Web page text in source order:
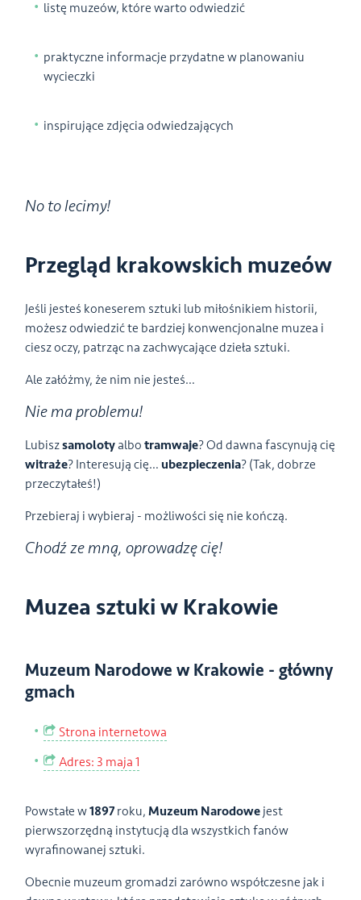
listę muzeów, które warto odwiedzić
praktyczne informacje przydatne w planowaniu
wycieczki
inspirujące zdjęcia odwiedzających
No to lecimy!
Przegląd krakowskich muzeów
Jeśli jesteś koneserem sztuki lub miłośnikiem historii,
możesz odwiedzić te bardziej konwencjonalne muzea i
ciesz oczy, patrząc na zachwycające dzieła sztuki.
Ale załóżmy, że nim nie jesteś…
Nie ma problemu!
Lubiszsamoloty albotramwaje? Od dawna fascynują cię
witraże? Interesują cię…ubezpieczenia? (Tak, dobrze
przeczytałeś!)
Przebieraj i wybieraj - możliwości się nie kończą.
Chodź ze mną, oprowadzę cię!
Muzea sztuki w Krakowie
Muzeum Narodowe w Krakowie - główny
gmach
Strona internetowa
Adres: 3 maja 1
Powstałe w1897 roku,Muzeum Narodowe jest
pierwszorzędną instytucją dla wszystkich fanów
wyrafinowanej sztuki.
Obecnie muzeum gromadzi zarówno współczesne jak i